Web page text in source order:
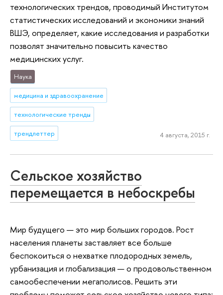
технологических трендов, проводимый Институтом
статистических исследований и экономики знаний
ВШЭ, определяет, какие исследования и разработки
позволят значительно повысить качество
медицинских услуг.
Наука
медицина и здравоохранение
технологические тренды
трендлеттер 4 августа, 2015 г.
Сельское хозяйство
перемещается в небоскребы
Мир будущего — это мир больших городов. Рост
населения планеты заставляет все больше
беспокоиться о нехватке плодородных земель,
урбанизация и глобализация — о продовольственном
самообеспечении мегаполисов. Решить эти